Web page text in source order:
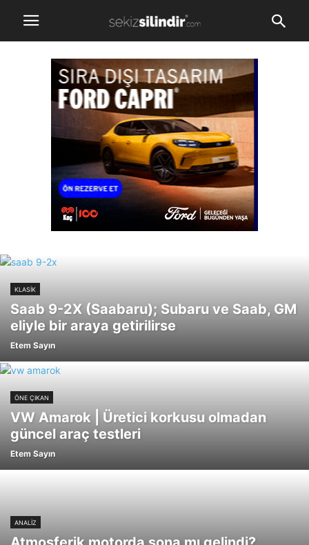
KLASİK
Saab 9-2X (Saabaru); Subaru ve Saab, GM
eliyle bir araya getirilirse
Etem Sayın
ÖNE ÇIKAN
VW Amarok | Üretici korkusu olmadan
güncel araç testleri
Etem Sayın
ANALİZ